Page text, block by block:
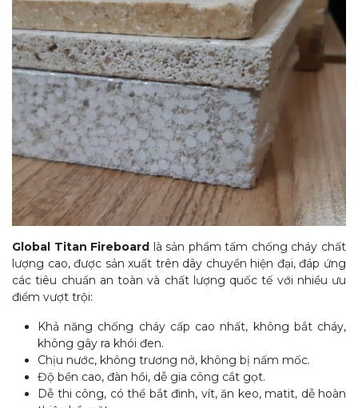
Global Titan Fireboard là sản phẩm tấm chống cháy chất
lượng cao, được sản xuất trên dây chuyền hiện đại, đáp ứng
các tiêu chuẩn an toàn và chất lượng quốc tế với nhiều ưu
điểm vượt trội:
Khả năng chống cháy cấp cao nhất, không bắt cháy,
không gây ra khói đen.
Chịu nước, không trương nở, không bị nấm mốc.
Độ bền cao, đàn hồi, dễ gia công cắt gọt.
Dễ thi công, có thể bắt đinh, vít, ăn keo, matit, dễ hoàn